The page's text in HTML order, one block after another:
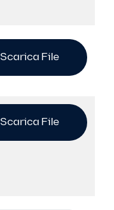
Scarica File
Scarica File